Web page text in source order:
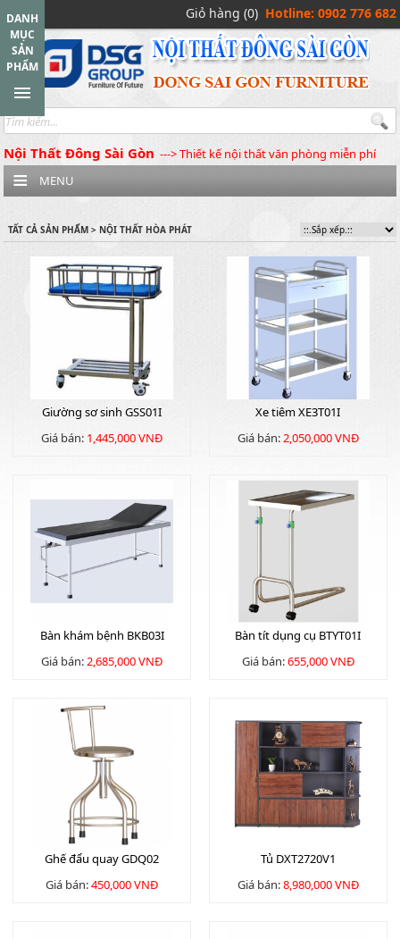
Giỏ hàng (0) Hotline: 0902 776 682
Nội Thất Đông Sài Gòn ---> Thiết kế nội thất văn phòng miễn phí
DANH
MỤC
SẢN
PHẨM
MENU
TẤT CẢ SẢN PHẨM > NỘI THẤT HÒA PHÁT
Giường sơ sinh GSS01I
Giá bán: 1,445,000 VNĐ
Xe tiêm XE3T01I
Giá bán:2,050,000 VNĐ
Bàn khám bệnh BKB03I
Giá bán:2,685,000 VNĐ
Bàn tít dụng cụ BTYT01I
Giá bán:655,000 VNĐ
Ghế đẩu quay GDQ02
Giá bán:450,000 VNĐ
Tủ DXT2720V1
Giá bán:8,980,000 VNĐ